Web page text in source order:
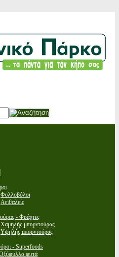
Φυλλοβόλοι
Αειθαλείς
- Φράχτες
Χαμηλής μπορντούρας
Υψηλής μπορντούρας
- Superfoods
φυτά